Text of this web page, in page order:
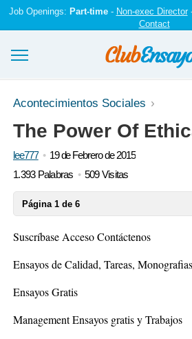
Job Openings: Part-time- Non-exec Director
Contact
Ensayos y trabajos
Registrarse
Iniciar sesión
Acontecimientos Sociales
The Power Of
lee777
19 de Febrero de 2015
1.393 Palabras
509 Visitas
Página 1 de 6
Suscríbase Acceso Contáctenos
Ensayos de Calidad, Tareas, Monografias
Ensayos Gratis
Management Ensayos gratis y Trabajos